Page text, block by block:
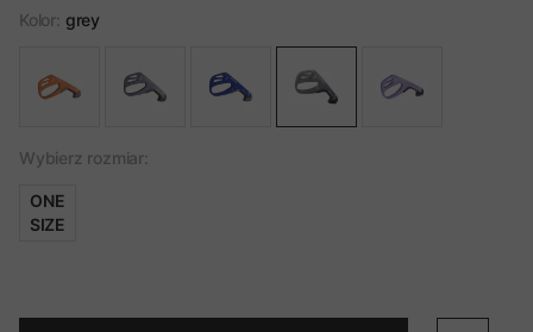
Kolor: grey
Wybierz rozmiar:
ONE
SIZE